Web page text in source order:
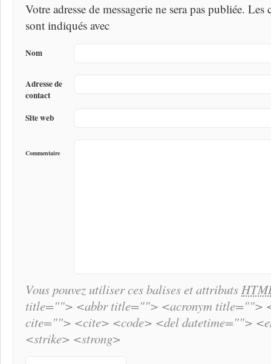
Votre adresse de messagerie ne sera pas publiée.
sont indiqués avec
Nom
Adresse de
contact
Site web
Commentaire
Vous pouvez utiliser ces balises et attributs
title=""> <abbr title=""> <acronym title="">
cite=""> <cite> <code> <del datetime="">
<strike> <strong>